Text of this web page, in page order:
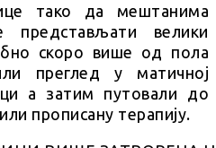
тако да мештанима
велики
скоро више од пола
преглед у матичној
а затим путовали до
прописану терапију.